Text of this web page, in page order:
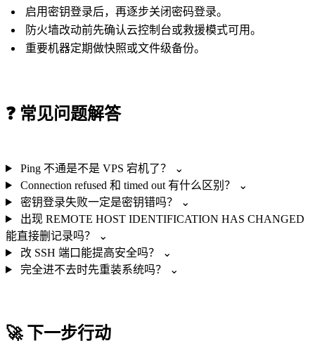
启用密钥登录后，再逐步关闭密码登录。
防火墙改动前先确认云控制台或救援模式可用。
重要机器定期做快照或文件级备份。
❓ 常见问题解答
Ping 不通是不是 VPS 宕机了？
⌄
Connection refused 和 timed out 有什么区别？
⌄
密钥登录失败一定是密钥错吗？
⌄
出现 REMOTE HOST IDENTIFICATION HAS CHANGED
能直接删记录吗？
⌄
改 SSH 端口能提高安全吗？
⌄
完全进不去时先重装系统吗？
⌄
🚀下一步行动